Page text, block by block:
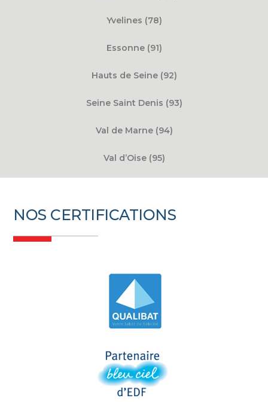
Yvelines (78)
Essonne (91)
Hauts de Seine (92)
Seine Saint Denis (93)
Val de Marne (94)
Val d’Oise (95)
NOS CERTIFICATIONS